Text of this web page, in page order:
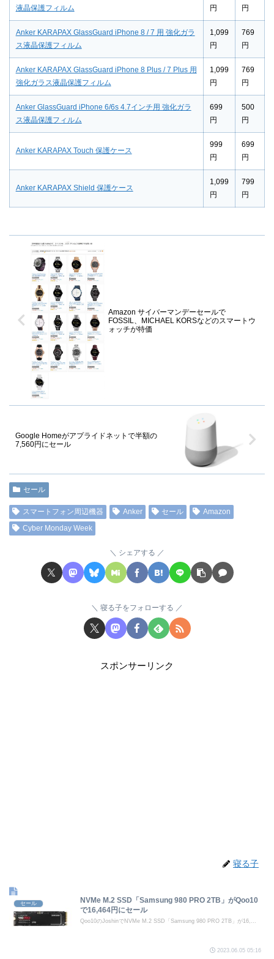
液晶保護フィルム
円
円
Anker KARAPAX GlassGuard iPhone 8 / 7 用 強化ガラ
ス液晶保護フィルム
1,099
円
769
円
Anker KARAPAX GlassGuard iPhone 8 Plus / 7 Plus 用
強化ガラス液晶保護フィルム
1,099
円
769
円
Anker GlassGuard iPhone 6/6s 4.7インチ用 強化ガラ
ス液晶保護フィルム
699
円
500
円
Anker KARAPAX Touch 保護ケース
999
円
699
円
Anker KARAPAX Shield 保護ケース
1,099
円
799
円
Amazon サイバーマンデーセールで
FOSSIL、MICHAEL KORSなどのスマートウ
ォッチが特価
Google Homeがアプライドネットで半額の
7,560円にセール
セール
スマートフォン周辺機器 Anker セール
Amazon
Cyber Monday Week
シェアする
寝る子をフォローする
スポンサーリンク
寝る子
セール
NVMe M.2 SSD「Samsung 980 PRO 2TB」がQoo10
で16,464円にセール
Qoo10のJoshinでNVMe M.2 SSD「Samsung 980 PRO 2TB」が16,...
2023.06.05 05:16